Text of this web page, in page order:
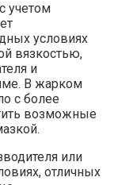
учетом
условиях
вязкостью,
и
В жарком
с более
возможные
или
отличных